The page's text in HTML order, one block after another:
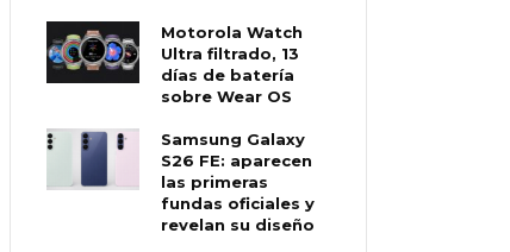
Motorola Watch
Ultra filtrado, 13
días de batería
sobre Wear OS
Samsung Galaxy
S26 FE: aparecen
las primeras
fundas oficiales y
revelan su diseño